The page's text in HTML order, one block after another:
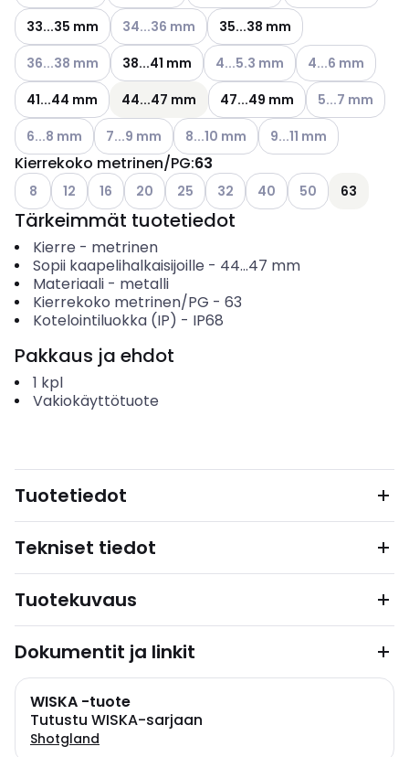
33...35 mm
Katso käytettävissä olevat vaihtoehdot
34...36 mm
35...38 mm
Katso käytettävissä olevat vaihtoehdot
36...38 mm 38...41 mm Katso käytettävissä olevat
4...5.3 mm Katso
4...6 mm
41...44 mm
44...47 mm 47...49 mm Katso
5...7 mm
Katso käytettävissä olevat vaihtoehdot
6...8 mm Katso käytettävissä olevat vaihtoehdot
7...9 mm Katso käytettävissä olevat
8...10 mm Katso käytettävissä
9...11 mm
Kierrekoko metrinen/PG:63
Katso käytettävissä olevat vaihtoehdot
8 Katso käytettävissä olevat vaihtoehdot
12 Katso käytettävissä olevat vaihtoehdot
16 Katso käytettävissä olevat vaihtoehdot
20 Katso käytettävissä olevat
25 Katso käytettävissä olevat
32 Katso käytettävissä
40 Katso
50 63
Tärkeimmät tuotetiedot
Kierre - metrinen
Sopii kaapelihalkaisijoille - 44...47 mm
Materiaali- metalli
Kierrekoko metrinen/PG - 63
Kotelointiluokka (IP) - IP68
Pakkaus ja ehdot
1 kpl
Vakiokäyttötuote
Tuotetiedot
Tekniset tiedot
Tuotekuvaus
Dokumentit ja linkit
WISKA -tuote
Tutustu WISKA-sarjaan
Shotgland